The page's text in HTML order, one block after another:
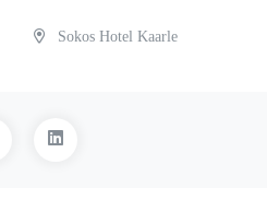
Sokos Hotel Kaarle